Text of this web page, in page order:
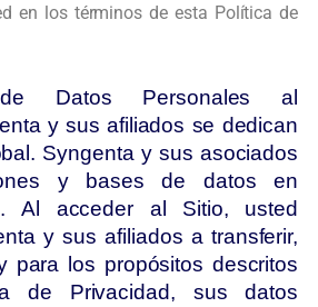
en los términos de esta Política de
de Datos Personales al
y sus afiliados se dedican
Syngenta y sus asociados
y bases de datos en
Al acceder al Sitio, usted
y sus afiliados a transferir,
para los propósitos descritos
de Privacidad, sus datos